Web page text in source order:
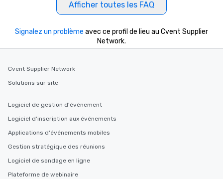
Afficher toutes les FAQ
Signalez un problème avec ce profil de lieu au Cvent Supplier
Network.
Cvent Supplier Network
Solutions sur site
Logiciel de gestion d'événement
Logiciel d'inscription aux événements
Applications d'événements mobiles
Gestion stratégique des réunions
Logiciel de sondage en ligne
Plateforme de webinaire